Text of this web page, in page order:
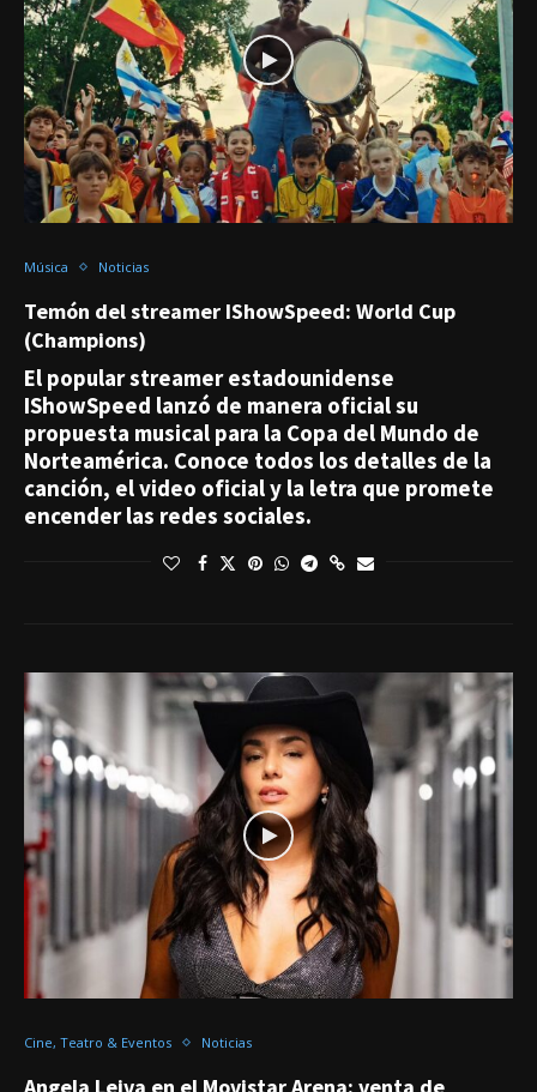
Música Noticias
Temón del streamer IShowSpeed: World Cup
(Champions)
El popular streamer estadounidense
IShowSpeed lanzó de manera oficial su
propuesta musical para la Copa del Mundo de
Norteamérica. Conoce todos los detalles de la
canción, el video oficial y la letra que promete
encender las redes sociales.
Cine, Teatro & Eventos Noticias